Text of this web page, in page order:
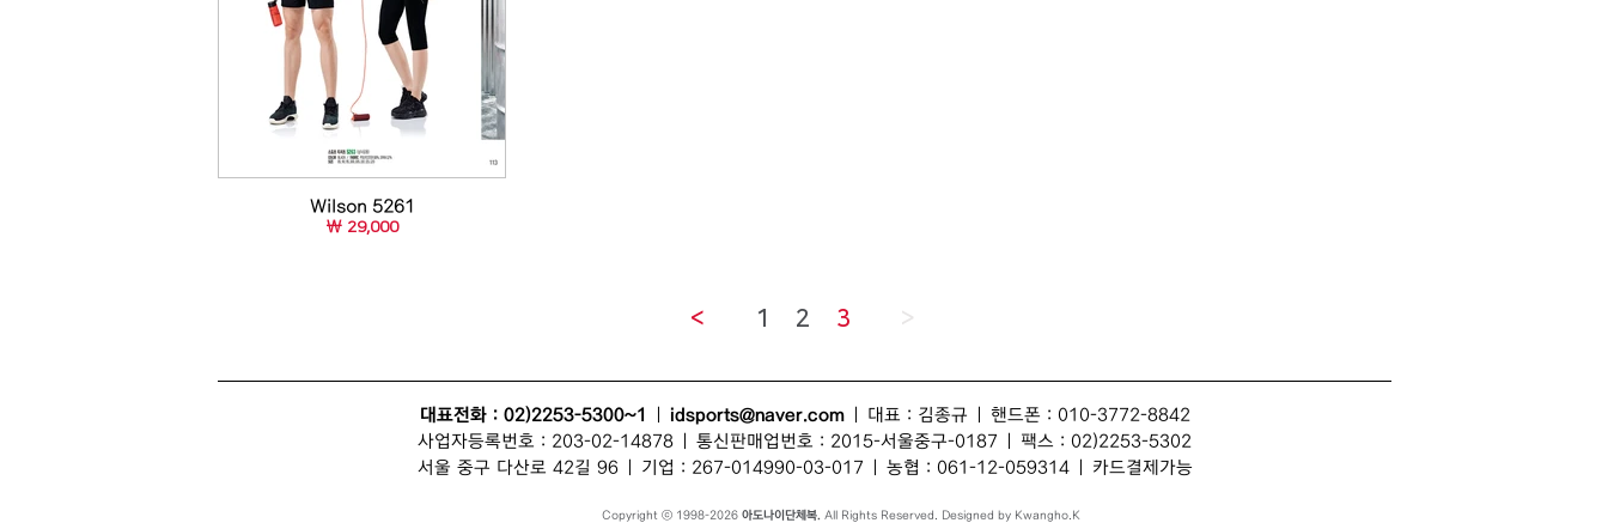
Wilson 5261
￦ 29,000
< 1 2 3 >
대표전화 : 02)2253-5300~1 idsports@naver.com| 대표 : 김종규 | 핸드폰 : 010-3772-8842
사업자등록번호 : 203-02-14878 | 통신판매업번호 : 2015-서울중구-0187 | 팩스 : 02)2253-5302
서울 중구 다산로 42길 96| 기업 : 267-014990-03-017 | 농협 : 061-12-059314 | 카드결제가능
Copyright © 1998-2026 아도나이단체복. All Rights Reserved. Designed by Kwangho.K